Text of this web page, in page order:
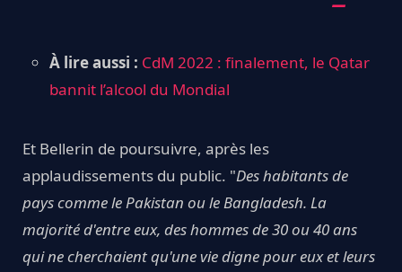
À lire aussi : CdM 2022 : finalement, le Qatar
bannit l’alcool du Mondial
Et Bellerin de poursuivre, après les
applaudissements du public. "Des habitants de
pays comme le Pakistan ou le Bangladesh. La
majorité d'entre eux, des hommes de 30 ou 40 ans
qui ne cherchaient qu'une vie digne pour eux et leurs